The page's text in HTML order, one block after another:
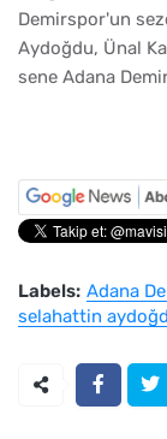
Demirspor'un
Aydoğdu, Ünal
sene Adana
Labels: Adana
selahattin